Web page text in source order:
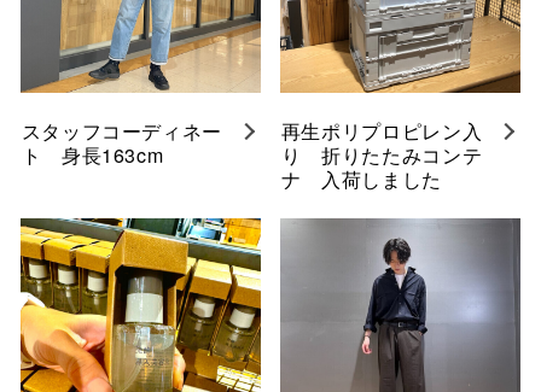
スタッフコーディネー
ト 身長163cm
再生ポリプロピレン入
り 折りたたみコンテ
ナ 入荷しました